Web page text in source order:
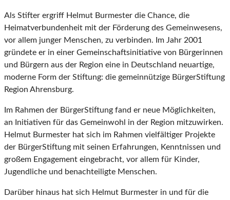
Als Stifter ergriff Helmut Burmester die Chance, die
Heimatverbundenheit mit der Förderung des Gemeinwesens,
vor allem junger Menschen, zu verbinden. Im Jahr 2001
gründete er in einer Gemeinschaftsinitiative von Bürgerinnen
und Bürgern aus der Region eine in Deutschland neuartige,
moderne Form der Stiftung: die gemeinnützige BürgerStiftung
Region Ahrensburg.
Im Rahmen der BürgerStiftung fand er neue Möglichkeiten,
an Initiativen für das Gemeinwohl in der Region mitzuwirken.
Helmut Burmester hat sich im Rahmen vielfältiger Projekte
der BürgerStiftung mit seinen Erfahrungen, Kenntnissen und
großem Engagement eingebracht, vor allem für Kinder,
Jugendliche und benachteiligte Menschen.
Darüber hinaus hat sich Helmut Burmester in und für die